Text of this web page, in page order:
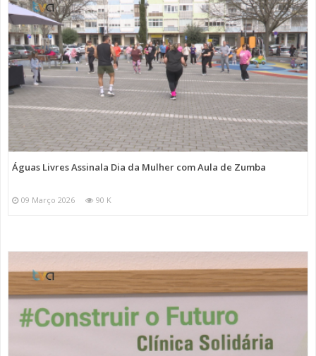
Águas Livres Assinala Dia da Mulher com Aula de Zumba
09 Março 2026 90 K